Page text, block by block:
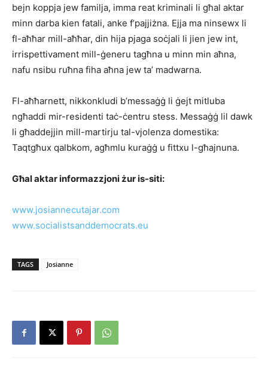
bejn koppja jew familja, imma reat kriminali li għal aktar
minn darba kien fatali, anke f’pajjiżna. Ejja ma ninsewx li
fl-aħħar mill-aħħar, din hija pjaga soċjali li jien jew int,
irrispettivament mill-ġeneru tagħna u minn min aħna,
nafu nsibu ruħna fiha aħna jew ta’ madwarna.
Fl-aħħarnett, nikkonkludi b’messaġġ li ġejt mitluba
ngħaddi mir-residenti taċ-ċentru stess. Messaġġ lil dawk
li għaddejjin mill-martirju tal-vjolenza domestika:
Taqtgħux qalbkom, agħmlu kuraġġ u fittxu l-għajnuna.
Għal aktar informazzjoni żur is-siti:
www.josiannecutajar.com
www.socialistsanddemocrats.eu
TAGS Josianne